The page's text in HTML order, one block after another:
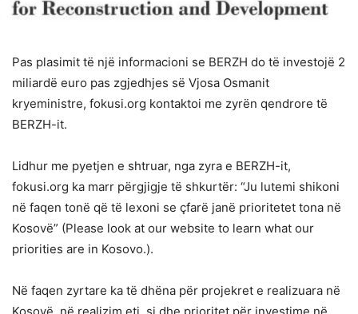
Pas plasimit të një informacioni se BERZH do të investojë 2
miliardë euro pas zgjedhjes së Vjosa Osmanit
kryeministre, fokusi.org kontaktoi me zyrën qendrore të
BERZH-it.
Lidhur me pyetjen e shtruar, nga zyra e BERZH-it,
fokusi.org ka marr përgjigje të shkurtër: “Ju lutemi shikoni
në faqen tonë që të lexoni se çfarë janë prioritetet tona në
Kosovë” (Please look at our website to learn what our
priorities are in Kosovo.).
Në faqen zyrtare ka të dhëna për projekret e realizuara në
Kosovë, në realizim etj.,si dhe prioritet për investime në